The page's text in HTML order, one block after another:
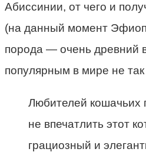
Абиссинии, от чего и
(на данный момент
порода — очень древний
популярным в мире не
Любителей кошачьих
не впечатлить этот
грациозный и